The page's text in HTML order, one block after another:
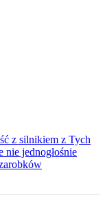
z silnikiem z Tych
jednogłośnie